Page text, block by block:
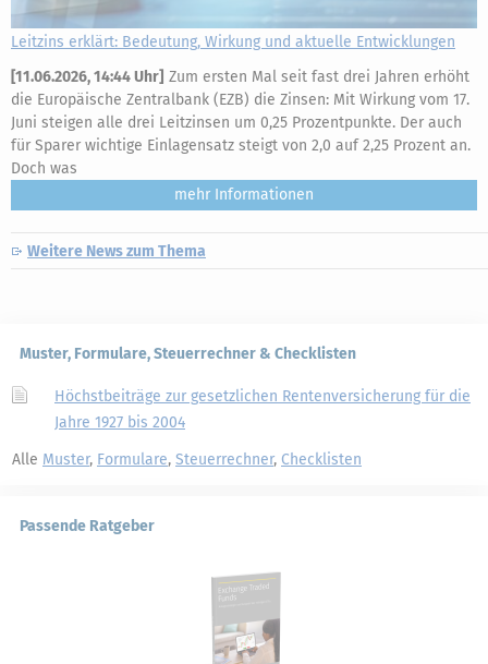
Leitzins erklärt: Bedeutung, Wirkung und aktuelle Entwicklungen
[11.06.2026, 14:44 Uhr] Zum ersten Mal seit fast drei Jahren erhöht
die Europäische Zentralbank (EZB) die Zinsen: Mit Wirkung vom 17.
Juni steigen alle drei Leitzinsen um 0,25 Prozentpunkte. Der auch
für Sparer wichtige Einlagensatz steigt von 2,0 auf 2,25 Prozent an.
Doch was
mehr
Weitere News zum Thema
Muster, Formulare, Steuerrechner & Checklisten
Höchstbeiträge zur gesetzlichen Rentenversicherung für die
Jahre 1927 bis 2004
Alle Muster, Formulare, Steuerrechner, Checklisten
Passende Ratgeber